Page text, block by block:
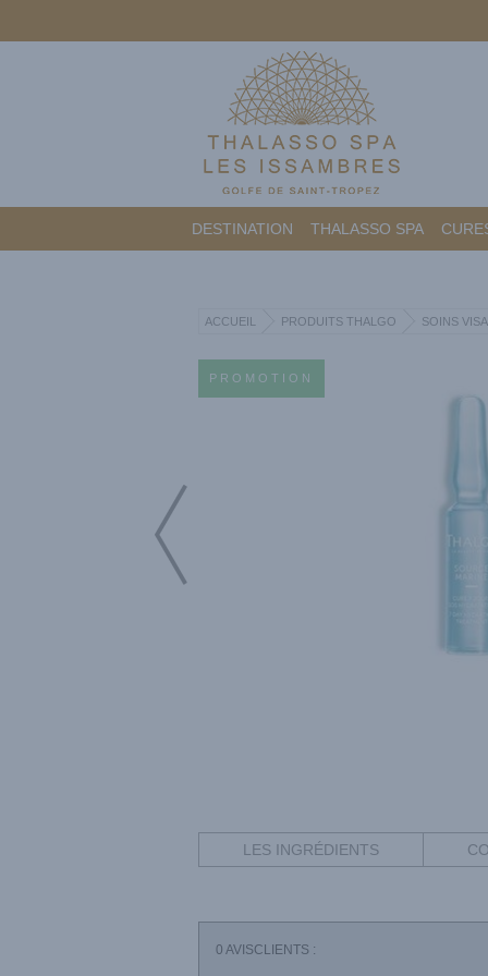
DESTINATION THALASSO SPA
ACCUEIL PRODUITS THALGO SOINS
PROMOTION
LES INGRÉDIENTS
0 AVISCLIENTS :